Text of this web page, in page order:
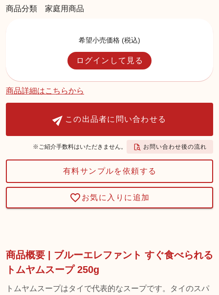
商品分類 家庭用商品
希望小売価格 (税込)
ログインして見る
商品詳細はこちらから
この出品者に問い合わせる
※ご紹介手数料はいただきません。 お問い合わせ後の流れ
有料サンプルを依頼する
お気に入りに追加
商品概要 | ブルーエレファント すぐ食べられる
トムヤムスープ 250g
トムヤムスープはタイで代表的なスープです。タイのスパ